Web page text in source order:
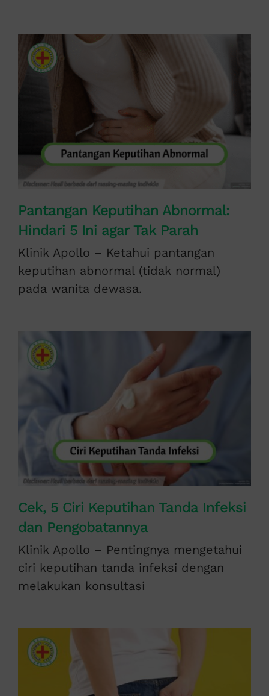
Pantangan Keputihan Abnormal:
Hindari 5 Ini agar Tak Parah
Klinik Apollo – Ketahui pantangan
keputihan abnormal (tidak normal)
pada wanita dewasa.
Cek, 5 Ciri Keputihan Tanda Infeksi
dan Pengobatannya
Klinik Apollo – Pentingnya mengetahui
ciri keputihan tanda infeksi dengan
melakukan konsultasi